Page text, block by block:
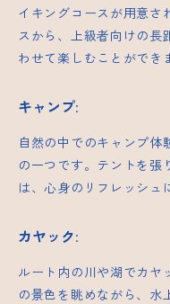
イキングコースが用意さ
スから、上級者向けの長
わせて楽しむことができ
キャンプ:
自然の中でのキャンプ体
の一つです。テントを張
は、心身のリフレッシュ
カヤック:
ルート内の川や湖でカヤ
の景色を眺めながら、水